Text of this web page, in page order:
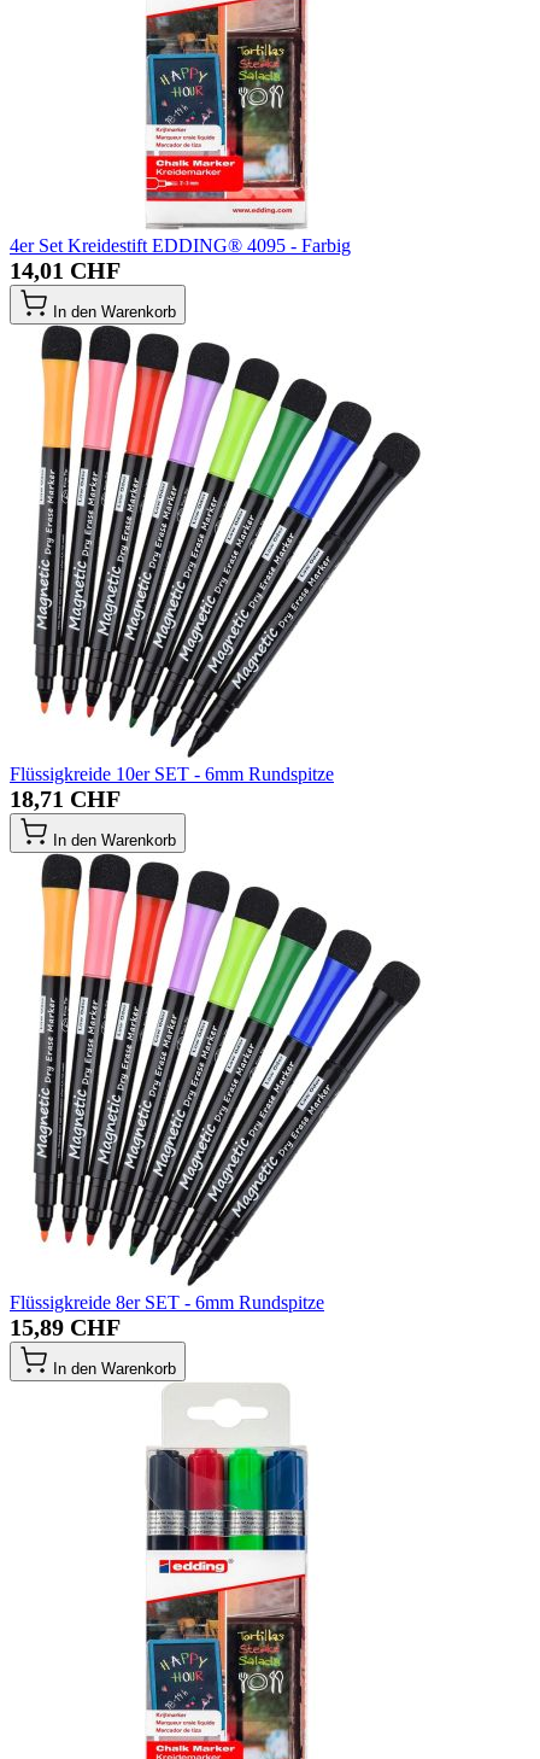
4er Set Kreidestift EDDING® 4095 - Farbig
14,01 CHF
In den Warenkorb
Flüssigkreide 10er SET - 6mm Rundspitze
18,71 CHF
In den Warenkorb
Flüssigkreide 8er SET - 6mm Rundspitze
15,89 CHF
In den Warenkorb